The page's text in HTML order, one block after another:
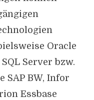
Oracle
Server bzw.
SAP BW, Infor
Essbase